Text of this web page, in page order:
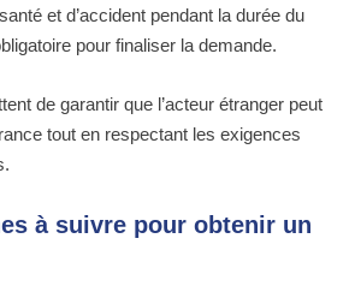
et d’accident pendant la durée du
pour finaliser la demande.
de garantir que l’acteur étranger peut
tout en respectant les exigences
à suivre pour obtenir un